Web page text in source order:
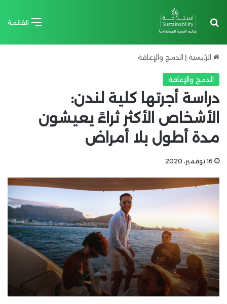
القائمة بحث عن
الرئيسية | الدمج والإعاقة
الدمج والإعاقة
دراسة أجرتها كلية لندن:
الأشخاص الأكثر ثراءً يعيشون
مدة أطول بلا أمراض
16 نوفمبر، 2020